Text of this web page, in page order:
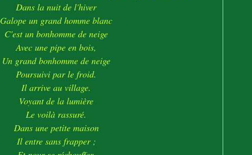
Dans la nuit de l'hiver
Galope un grand homme blanc
C'est un bonhomme de neige
Avec une pipe en bois,
Un grand bonhomme de neige
Poursuivi par le froid.
Il arrive au village.
Voyant de la lumière
Le voilà rassuré.
Dans une petite maison
Il entre sans frapper ;